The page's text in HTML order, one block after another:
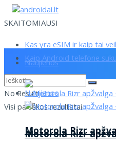
SKAITOMIAUSI
Kas yra eSIM ir kaip tai
Kaip Android telefone
No Result
Visi paieškos rezultatai
Naujienos
Motorola Rizr
Naujienos
Motorola Rizr